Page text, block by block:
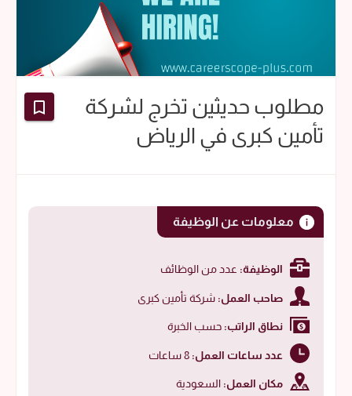
مطلوب حديثين تخرج لشركة
تأمين كبرى في الرياض
معلومات عن الوظيفة
الوظيفة: عدد من الوظائف
صاحب العمل: شركة تأمين كبرى
نطاق الراتب: حسب الخبرة
عدد ساعات العمل:
مكان العمل: السعودية